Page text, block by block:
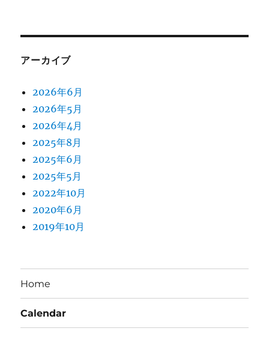
アーカイブ
2026年6月
2026年5月
2026年4月
2025年8月
2025年6月
2025年5月
2022年10月
2020年6月
2019年10月
Home
Calendar